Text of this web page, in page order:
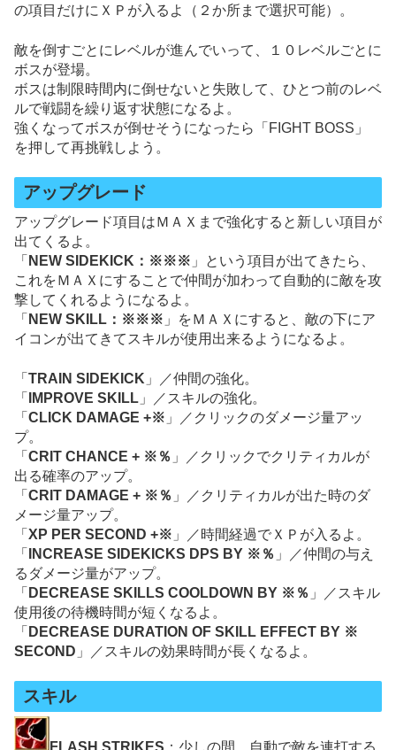
の項目だけにＸＰが入るよ（２か所まで選択可能）。
敵を倒すごとにレベルが進んでいって、１０レベルごとに
ボスが登場。
ボスは制限時間内に倒せないと失敗して、ひとつ前のレベ
ルで戦闘を繰り返す状態になるよ。
強くなってボスが倒せそうになったら「FIGHT BOSS」
を押して再挑戦しよう。
アップグレード
アップグレード項目はＭＡＸまで強化すると新しい項目が
出てくるよ。
「 NEW SIDEKICK：※※※ 」という項目が出てきたら、
これをＭＡＸにすることで仲間が加わって自動的に敵を攻
撃してくれるようになるよ。
「 NEW SKILL：※※※ 」をＭＡＸにすると、敵の下にア
イコンが出てきてスキルが使用出来るようになるよ。
「 TRAIN SIDEKICK 」／仲間の強化。
「
IMPROVE SKILL 」／スキルの強化。
「 CLICK DAMAGE +※ 」／クリックのダメージ量アッ
プ。
「 CRIT CHANCE + ※％ 」／クリックでクリティカルが
出る確率のアップ。
「 CRIT DAMAGE + ※％ 」／クリティカルが出た時のダ
メージ量アップ。
「 XP PER SECOND +※ 」／時間経過でＸＰが入るよ。
「
INCREASE SIDEKICKS DPS BY ※％ 」／仲間の与え
るダメージ量がアップ。
「 DECREASE SKILLS COOLDOWN BY ※％ 」／スキル
使用後の待機時間が短くなるよ。
「 DECREASE DURATION OF SKILL EFFECT BY ※
SECOND 」／スキルの効果時間が長くなるよ。
スキル
FLASH STRIKES ：少しの間、自動で敵を連打する